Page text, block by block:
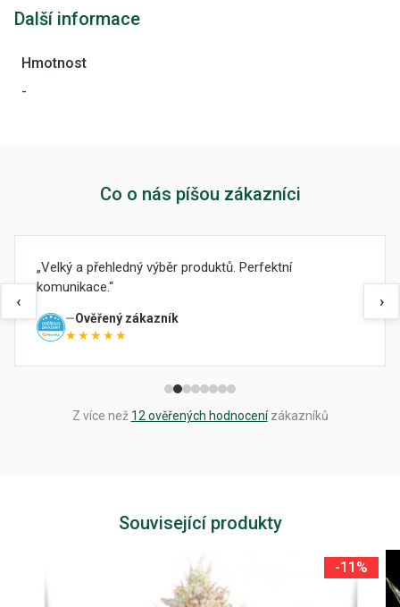
Další informace
Hmotnost
-
Co o nás píšou zákazníci
‹
Velký a přehledný výběr produktů. Perfektní
komunikace.
Ověřený zákazník
★★★★★
›
Z více než 12 ověřených hodnocenízákazníků
Související produkty
-11%